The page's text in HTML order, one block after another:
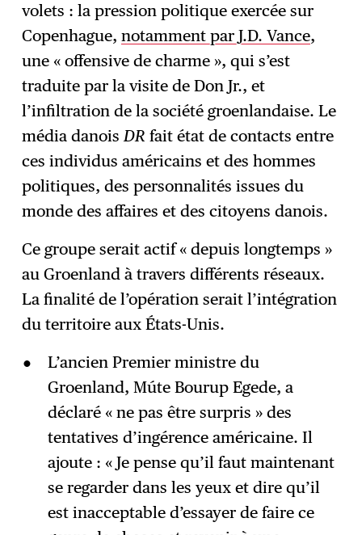
volets : la pression politique exercée sur
Copenhague,notamment par J.D. Vance,
une « offensive de charme », qui s’est
traduite par la visite de Don Jr., et
l’infiltration de la société groenlandaise. Le
média danoisDR fait état de contacts entre
ces individus américains et des hommes
politiques, des personnalités issues du
monde des affaires et des citoyens danois.
Ce groupe serait actif « depuis longtemps »
au Groenland à travers différents réseaux.
La finalité de l’opération serait l’intégration
du territoire aux États-Unis.
L’ancien Premier ministre du
Groenland, Múte Bourup Egede, a
déclaré « ne pas être surpris » des
tentatives d’ingérence américaine. Il
ajoute : « Je pense qu’il faut maintenant
se regarder dans les yeux et dire qu’il
est inacceptable d’essayer de faire ce